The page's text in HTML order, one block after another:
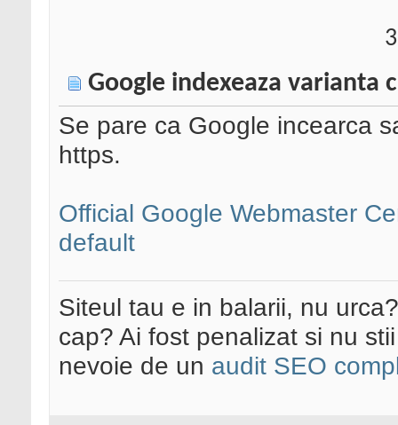
Google indexeaza varianta
Se pare ca Google incearca
https.
Official Google Webmaster
default
Siteul tau e in balarii, nu
cap? Ai fost penalizat si nu
nevoie de un audit SEO